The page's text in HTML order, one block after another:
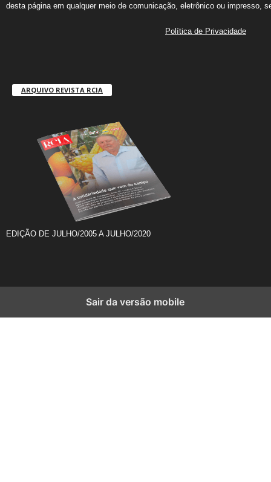
desta página em qualquer meio de comunicação, eletrônico ou impresso,
Política de Privacidade
ARQUIVO REVISTA RCIA
EDIÇÃO DE JULHO/2005 A JULHO/2020
Sair da versão mobile